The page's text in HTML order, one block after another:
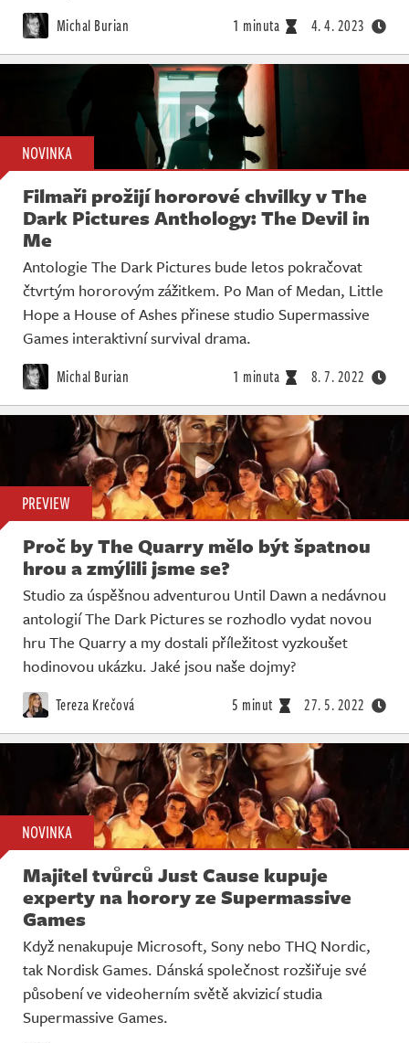
Michal Burian 1 minuta 4. 4. 2023
NOVINKA
Filmaři prožijí hororové chvilky v The
Dark Pictures Anthology: The Devil in
Me
Antologie The Dark Pictures bude letos pokračovat
čtvrtým hororovým zážitkem. Po Man of Medan, Little
Hope a House of Ashes přinese studio Supermassive
Games interaktivní survival drama.
Michal Burian 1 minuta 8. 7. 2022
PREVIEW
Proč by The Quarry mělo být špatnou
hrou a zmýlili jsme se?
Studio za úspěšnou adventurou Until Dawn a nedávnou
antologií The Dark Pictures se rozhodlo vydat novou
hru The Quarry a my dostali příležitost vyzkoušet
hodinovou ukázku. Jaké jsou naše dojmy?
Tereza Krečová 5 minut 27. 5. 2022
NOVINKA
Majitel tvůrců Just Cause kupuje
experty na horory ze Supermassive
Games
Když nenakupuje Microsoft, Sony nebo THQ Nordic,
tak Nordisk Games. Dánská společnost rozšiřuje své
působení ve videoherním světě akvizicí studia
Supermassive Games.